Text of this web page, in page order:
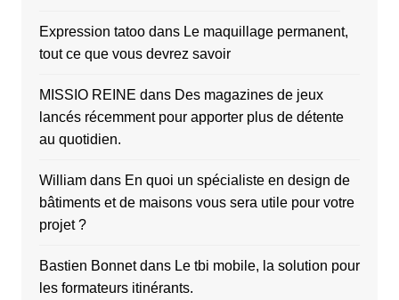
Expression tatoodans Le maquillage permanent,
tout ce que vous devrez savoir
MISSIO REINE dans Des magazines de jeux
lancés récemment pour apporter plus de détente
au quotidien.
Williamdans En quoi un spécialiste en design de
bâtiments et de maisons vous sera utile pour votre
projet ?
Bastien Bonnetdans Le tbi mobile, la solution pour
les formateurs itinérants.